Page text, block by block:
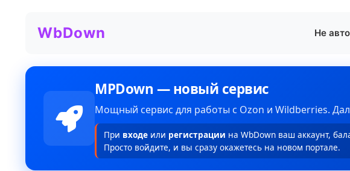
WbDown Не
MPDown — новый сервис
Мощный сервис для работы с Ozon и Wildberries.
При входе или регистрации на WbDown ваш аккаунт,
Просто войдите, и вы сразу окажетесь на новом портале.